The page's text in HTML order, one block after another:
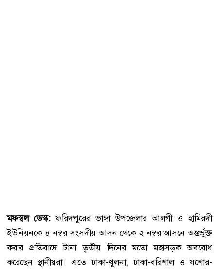
মফস্বল ডেস্ক:ফরিদপুরের ভাঙ্গা উপজেলার আলগী ও হামিরদী
ইউনিয়নকে ৪ নম্বর সংসদীয় আসন থেকে ২ নম্বর আসনে অন্তর্ভুক্ত
করার প্রতিবাদে টানা তৃতীয় দিনের মতো মহাসড়ক অবরোধ
করেছেন স্থানীয়রা। এতে ঢাকা-খুলনা, ঢাকা-বরিশাল ও যশোর-